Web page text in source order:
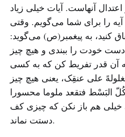
آنهاست. آیات خیلی زیاد
را برای شما می‌گویم. وقتی
کنید، به پیغمبر(ص) می‌گوید:
دست خودت را ببندی و هیچ چیز
آن قدر تفریط کن که به کسی
علی عنقِک، یعنی هیچ چیز
البَسْط فتقعد ملوما محسورا
یعنی خیلی هم باز نکن که چیزی کف
دستت نماند.